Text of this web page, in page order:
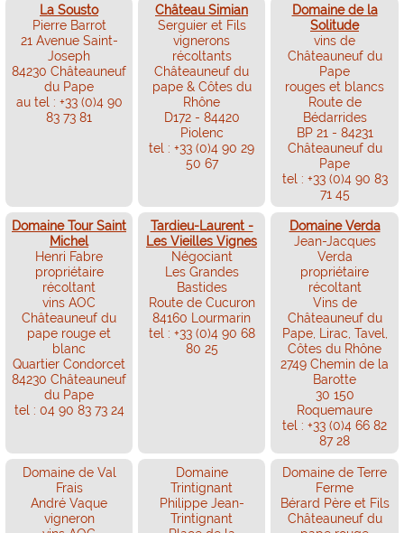
La Sousto
Pierre Barrot
21 Avenue Saint-
Joseph
84230 Châteauneuf
du Pape
au tel : +33 (0)4 90
83 73 81
Château Simian
Serguier et Fils
vignerons
récoltants
Châteauneuf du
pape & Côtes du
Rhône
D172 - 84420
Piolenc
tel : +33 (0)4 90 29
50 67
Domaine de la
Solitude
vins de
Châteauneuf du
Pape
rouges et blancs
Route de
Bédarrides
BP 21 - 84231
Châteauneuf du
Pape
tel : +33 (0)4 90 83
71 45
Domaine Tour Saint
Michel
Henri Fabre
propriétaire
récoltant
vins AOC
Châteauneuf du
pape rouge et
blanc
Quartier Condorcet
84230 Châteauneuf
du Pape
tel : 04 90 83 73 24
Tardieu-Laurent -
Les Vieilles Vignes
Négociant
Les Grandes
Bastides
Route de Cucuron
84160 Lourmarin
tel : +33 (0)4 90 68
80 25
Domaine Verda
Jean-Jacques
Verda
propriétaire
récoltant
Vins de
Châteauneuf du
Pape, Lirac, Tavel,
Côtes du Rhône
2749 Chemin de la
Barotte
30 150
Roquemaure
tel : +33 (0)4 66 82
87 28
Domaine de Val
Frais
André Vaque
vigneron
Domaine
Trintignant
Philippe Jean-
Trintignant
Domaine de Terre
Ferme
Bérard Père et Fils
Châteauneuf du